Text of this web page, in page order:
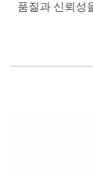
품질과 신뢰성